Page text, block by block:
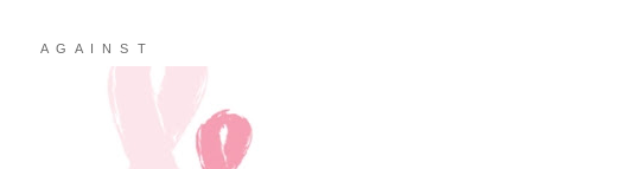
A G A I N S T